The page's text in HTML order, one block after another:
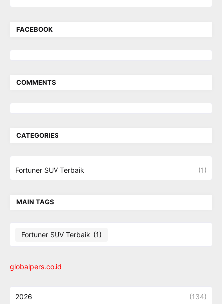
FACEBOOK
COMMENTS
CATEGORIES
Fortuner SUV Terbaik (1)
MAIN TAGS
Fortuner SUV Terbaik (1)
globalpers.co.id
2026 (134)